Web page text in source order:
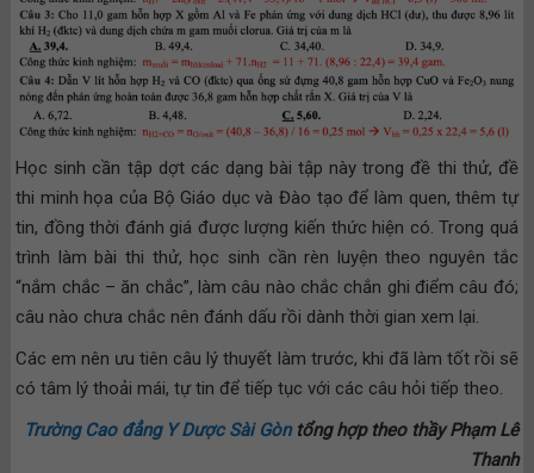
Học sinh cần tập dợt các dạng bài tập này trong đề thi thử, đề
thi minh họa của Bộ Giáo dục và Đào tạo để làm quen, thêm tự
tin, đồng thời đánh giá được lượng kiến thức hiện có. Trong quá
trình làm bài thi thử, học sinh cần rèn luyện theo nguyên tắc
“nắm chắc – ăn chắc”, làm câu nào chắc chắn ghi điểm câu đó;
câu nào chưa chắc nên đánh dấu rồi dành thời gian xem lại.
Các em nên ưu tiên câu lý thuyết làm trước, khi đã làm tốt rồi sẽ
có tâm lý thoải mái, tự tin để tiếp tục với các câu hỏi tiếp theo.
Trường Cao đẳng Y Dược Sài Gòntổng hợp theo thầy Phạm Lê
Thanh